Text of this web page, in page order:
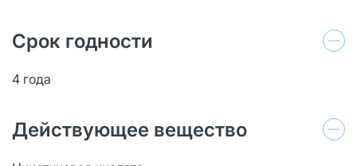
Срок годности
4 года
Действующее вещество